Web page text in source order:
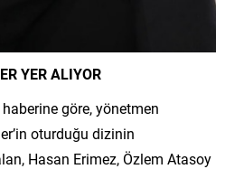
YER ALIYOR
göre, yönetmen
oturduğu dizinin
Hasan Erimez, Özlem Atasoy